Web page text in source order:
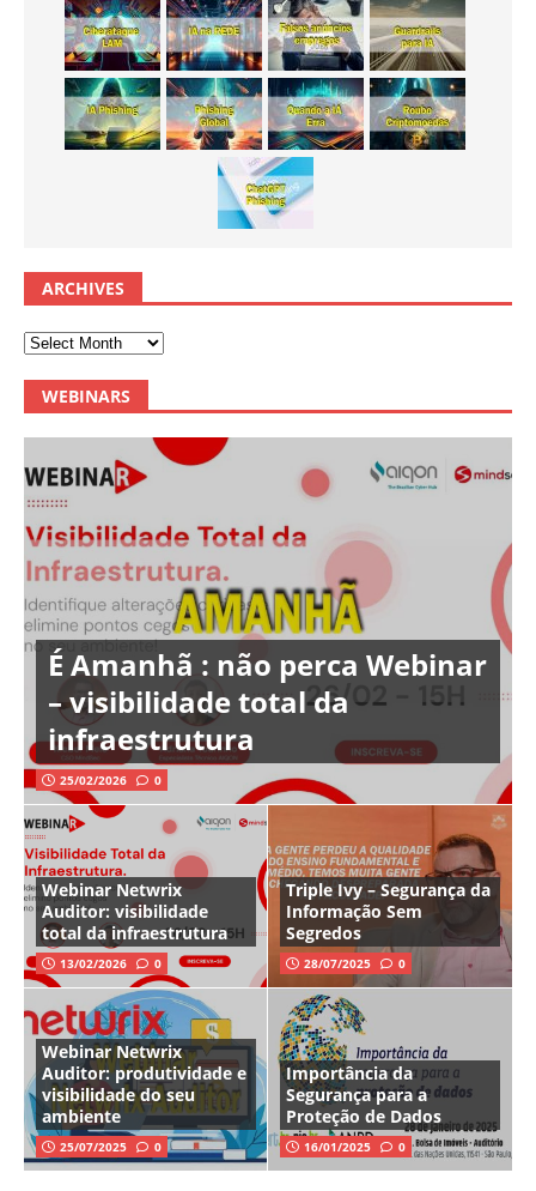
ARCHIVES
WEBINARS
É Amanhã : não perca Webinar
– visibilidade total da
infraestrutura
25/02/2026 0
Webinar Netwrix
Auditor: visibilidade
total da infraestrutura
13/02/2026 0
Triple Ivy – Segurança da
Informação Sem
Segredos
28/07/2025 0
Webinar Netwrix
Auditor: produtividade e
visibilidade do seu
ambiente
25/07/2025 0
Importância da
Segurança para a
Proteção de Dados
16/01/2025 0